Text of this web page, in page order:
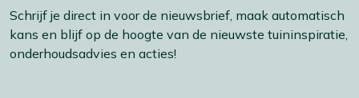
Schrijf je direct in voor de nieuwsbrief, maak automatisch
kans en blijf op de hoogte van de nieuwste tuininspiratie,
onderhoudsadvies en acties!